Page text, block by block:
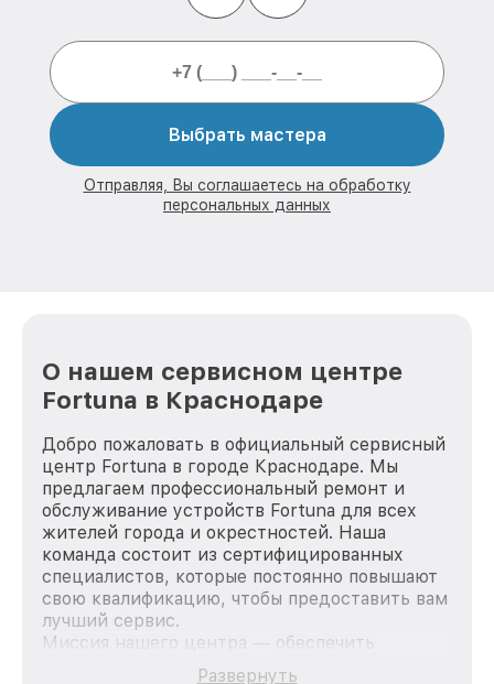
Выбрать мастера
Отправляя, Вы соглашаетесь на обработку
персональных данных
О нашем сервисном центре
Fortuna в Краснодаре
Добро пожаловать в официальный сервисный
центр Fortuna в городе Краснодаре. Мы
предлагаем профессиональный ремонт и
обслуживание устройств Fortuna для всех
жителей города и окрестностей. Наша
команда состоит из сертифицированных
специалистов, которые постоянно повышают
свою квалификацию, чтобы предоставить вам
лучший сервис.
Миссия нашего центра — обеспечить
качественный и доступный ремонт для
Развернуть